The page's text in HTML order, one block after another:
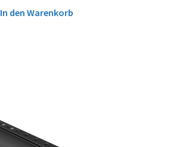
In den Warenkorb